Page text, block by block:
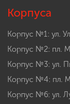
Корпуса
Корпус №1: ул.
Корпус №2: пл.
Корпус №3: ул.
Корпус №4: пл.
Корпус №6: ул.